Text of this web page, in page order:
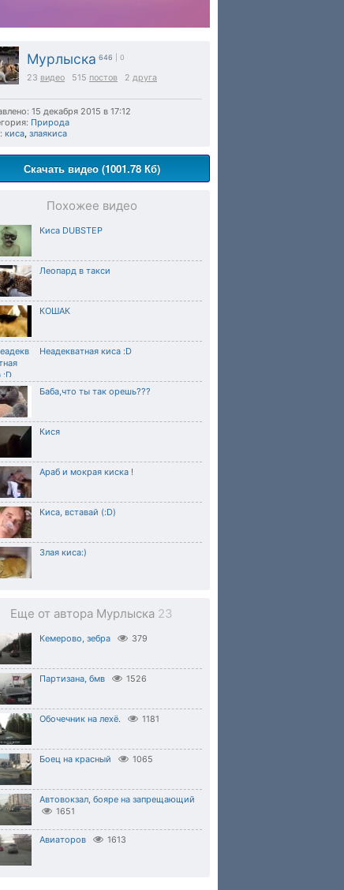
Мурлыска 646 | 0
23 видео 515 постов 2 друга
15 декабря 2015 в 17:12
Природа
киса, злаякиса
Скачать видео (1001.78 Кб)
Похожее видео
Киса DUBSTEP
Леопард в такси
КОШАК
Неадекватная киса :D
Баба,что ты так орешь???
Кися
Араб и мокрая киска !
Киса, вставай (:D)
Злая киса:)
Еще от автора Мурлыска 23
Кемерово, зебра 379
Партизана, бмв 1526
Обочечник на лехё. 1181
Боец на красный 1065
Автовокзал, бояре на запрещающий
1651
Авиаторов 1613